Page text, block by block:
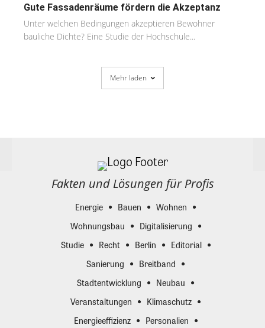
Gute Fassadenräume fördern die Akzeptanz
Unter welchen Bedingungen akzeptieren Bewohner
bauliche Dichte? Eine Studie der Hochschule...
Mehr laden
Fakten und Lösungen für Profis
Energie Bauen
Wohnen
Wohnungsbau
Digitalisierung
Studie
Recht Berlin
Editorial
Sanierung
Breitband
Stadtentwicklung
Neubau
Veranstaltungen
Klimaschutz
Energieeffizienz
Personalien